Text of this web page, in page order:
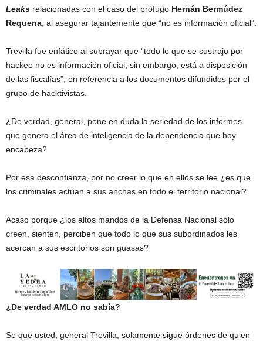
Leaks relacionadas con el caso del prófugo Hernán Bermúdez
Requena , al asegurar tajantemente que “no es información oficial”.
Trevilla fue enfático al subrayar que “todo lo que se sustrajo por
hackeo no es información oficial; sin embargo, está a disposición
de las fiscalías”, en referencia a los documentos difundidos por el
grupo de hacktivistas.
¿De verdad, general, pone en duda la seriedad de los informes
que genera el área de inteligencia de la dependencia que hoy
encabeza?
Por esa desconfianza, por no creer lo que en ellos se lee ¿es que
los criminales actúan a sus anchas en todo el territorio nacional?
Acaso porque ¿los altos mandos de la Defensa Nacional sólo
creen, sienten, perciben que todo lo que sus subordinados les
acercan a sus escritorios son guasas?
¿De verdad AMLO no sabía?
Se que usted, general Trevilla, solamente sigue órdenes de quien